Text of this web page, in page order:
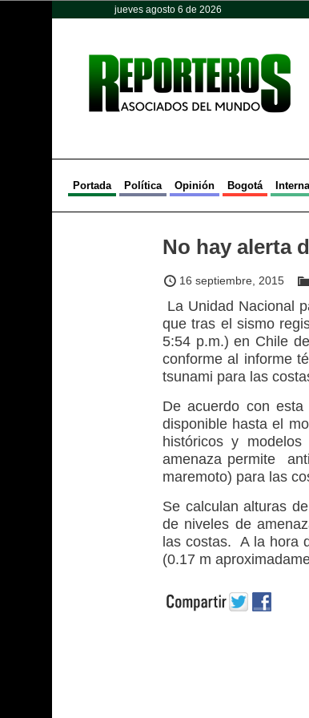
jueves agosto 6 de 2026
Portada Política Opinión Bogotá
No hay alerta
16 septiembre, 2015
La Unidad Nacional
que tras el sismo
5:54 p.m.) en Chile
conforme al informe
tsunami para las
De acuerdo con
disponible hasta el
históricos y
amenaza permite
maremoto) para las
Se calculan alturas
de niveles de
las costas. A la hora
(0.17 m
Opinión Política